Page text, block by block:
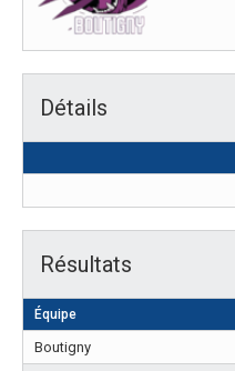
Détails
Résultats
Équipe
Boutigny